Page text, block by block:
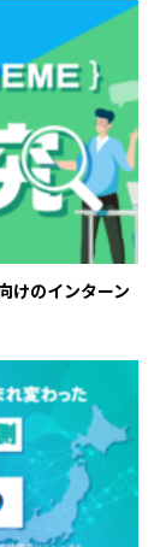
けのインターン